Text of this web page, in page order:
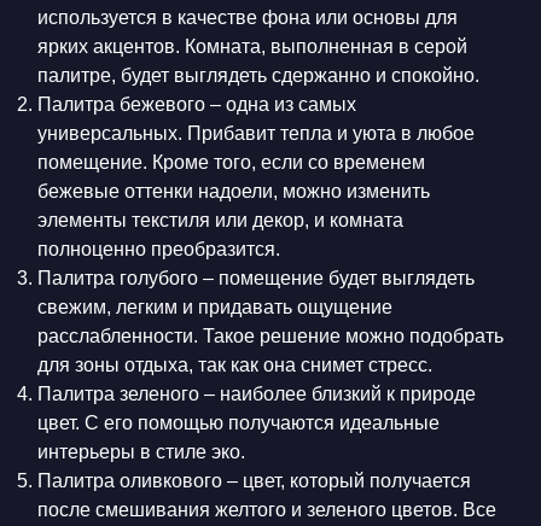
используется в качестве фона или основы для
ярких акцентов. Комната, выполненная в серой
палитре, будет выглядеть сдержанно и спокойно.
Палитра бежевого – одна из самых
универсальных. Прибавит тепла и уюта в любое
помещение. Кроме того, если со временем
бежевые оттенки надоели, можно изменить
элементы текстиля или декор, и комната
полноценно преобразится.
Палитра голубого – помещение будет выглядеть
свежим, легким и придавать ощущение
расслабленности. Такое решение можно подобрать
для зоны отдыха, так как она снимет стресс.
Палитра зеленого – наиболее близкий к природе
цвет. С его помощью получаются идеальные
интерьеры в стиле эко.
Палитра оливкового – цвет, который получается
после смешивания желтого и зеленого цветов. Все